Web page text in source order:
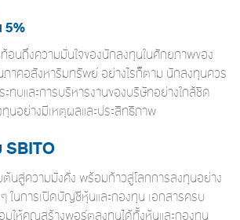
5%
อนถึงความมั่นใจของนักลงทุนในศักยภาพของ
ภาคอสังหาริมทรัพย์ อย่างไรก็ตาม นักลงทุนควร
บและการบริหารงานของบริษัทอย่างใกล้ชิด
นอย่างมีเหตุผลและประสิทธิภาพ
ต้นสู่ความมั่งคั่ง พร้อมก้าวสู่โลกการลงทุนอย่าง
ในการเปิดบัญชีหุ้นและกองทุน เอกสารครบ
มให้คุณสร้างพอร์ตลงทุนได้ทั้งหุ้นและกองทุน